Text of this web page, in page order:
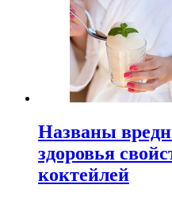
Названы
здоровья
коктейлей